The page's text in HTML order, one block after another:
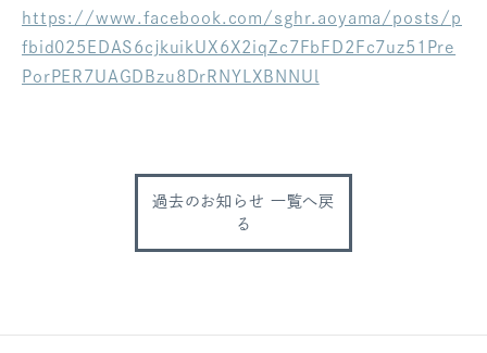
お気に入り
ログアウト
https://www.facebook.com/sghr.aoyama/posts/p
fbid025EDAS6cjkuikUX6X2iqZc7FbFD2Fc7uz51Pre
PorPER7UAGDBzu8DrRNYLXBNNUl
過去のお知らせ 一覧へ戻
る